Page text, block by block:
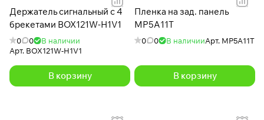
Держатель сигнальный с 4
брекетами BOX121W-H1V1
0 0
В наличии
Арт. BOX121W-H1V1
В корзину
Пленка на зад. панель
MP5A11T
0 0 В наличииАрт. MP5A11T
В корзину